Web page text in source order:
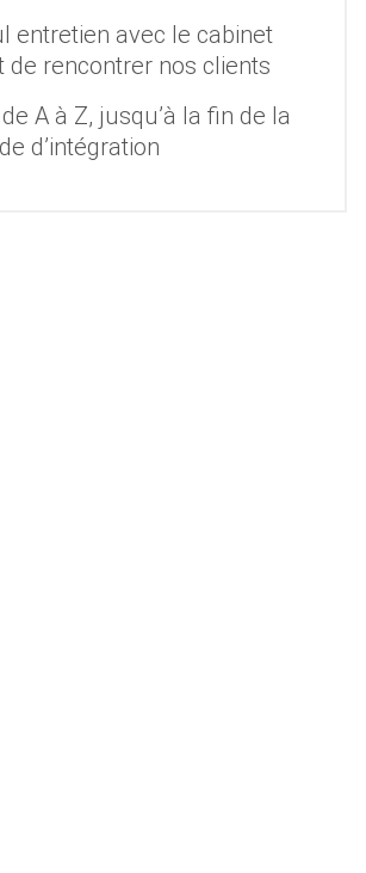
entretien avec le cabinet
de rencontrer nos clients
A à Z, jusqu’à la fin de la
d’intégration